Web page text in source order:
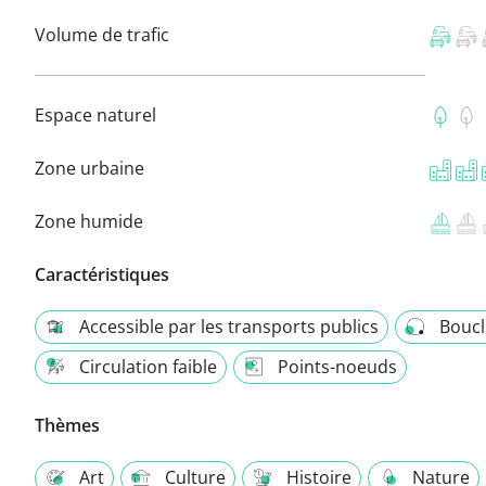
Volume de trafic
Espace naturel
Zone urbaine
Zone humide
Caractéristiques
Accessible par les transports publics
Circulation faible
Points-noeuds
Thèmes
Art Culture Histoire Nature